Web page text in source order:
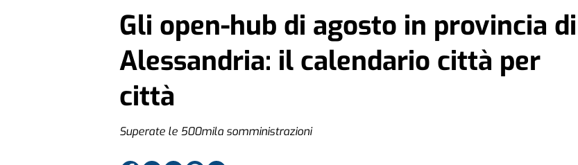
Gli open-hub di agosto in provincia di
Alessandria: il calendario città per
città
Superate le 500mila somministrazioni